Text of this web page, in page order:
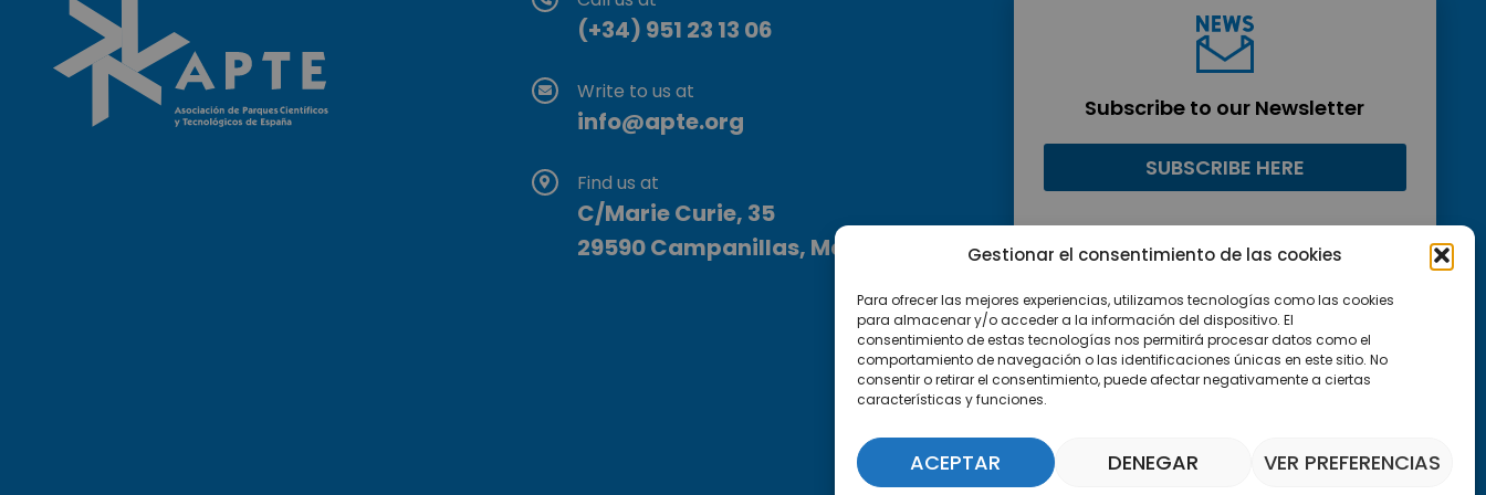
Gestionar el consentimiento de las cookies
Para ofrecer las mejores experiencias, utilizamos tecnologías como las cookies
para almacenar y/o acceder a la información del dispositivo. El
consentimiento de estas tecnologías nos permitirá procesar datos como el
comportamiento de navegación o las identificaciones únicas en este sitio. No
consentir o retirar el consentimiento, puede afectar negativamente a ciertas
características y funciones.
ACEPTAR DENEGAR VER PREFERENCIAS
(+34) 951 23 13 06
Write to us at
info@apte.org
Find us at
C/Marie Curie, 35
29590 Campanillas, Málaga
Subscribe to our Newsletter
SUBSCRIBE HERE